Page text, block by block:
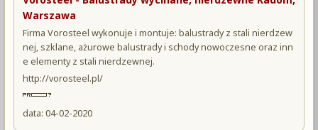
Warszawa
Firma Vorosteel wykonuje i montuje: balustrady z stali nierdzew
nej, szklane, ażurowe balustrady i schody nowoczesne oraz inn
e elementy z stali nierdzewnej.
http://vorosteel.pl/
data: 04-02-2020